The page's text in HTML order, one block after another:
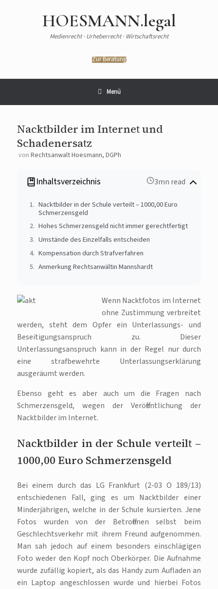
HOESMANN.legal
Medienrecht · Urheberrecht · Wirtschaftsrecht
Zur Beratung
Menü
Nacktbilder im Internet und
Schadenersatz
von Rechtsanwalt Hoesmann, DGPh
Inhaltsverzeichnis 3mn read
Nacktbilder in der Schule verteilt – 1000,00 Euro
Schmerzensgeld
Hohes Schmerzensgeld nicht immer gerechtfertigt
Umstände des Einzelfalls entscheiden
Kompensation durch Strafverfahren
Anmerkung Rechtsanwältin Mannshardt
Wenn Nacktfotos im Internet
ohne Zustimmung verbreitet
werden, steht dem Opfer ein Unterlassungs- und
Beseitigungsanspruch zu. Dieser
Unterlassungsanspruch kann in der Regel nur durch
eine strafbewehrte Unterlassungserklärung
ausgeräumt werden.
Ebenso geht es aber auch um die Fragen nach
Schmerzensgeld, wegen der Veröffentlichung der
Nacktbilder im Internet.
Nacktbilder in der Schule verteilt –
1000,00 Euro Schmerzensgeld
Bei einem durch das LG Frankfurt (2-03 O 189/13)
entschiedenen Fall, ging es um Nacktbilder einer
Minderjährigen, welche in der Schule kursierten. Jene
Fotos wurden von der Betroffenen selbst beim
Geschlechtsverkehr mit ihrem Freund aufgenommen.
Man sah jedoch auf einem besonders einschlägigen
Foto weder den Kopf noch Oberkörper. Die Aufnahme
wurde zufällig kopiert, als das Handy zum Aufladen an
ein Laptop angeschlossen wurde und hierbei Fotos